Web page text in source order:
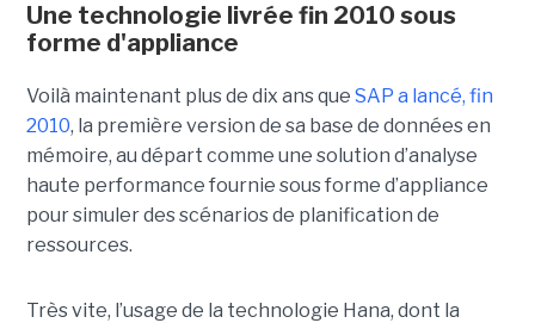
Une technologie livrée fin 2010 sous
forme d'appliance
Voilà maintenant plus de dix ans que SAP a lancé, fin
2010, la première version de sa base de données en
mémoire, au départ comme une solution d’analyse
haute performance fournie sous forme d’appliance
pour simuler des scénarios de planification de
ressources.
Très vite, l’usage de la technologie Hana, dont la